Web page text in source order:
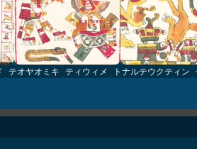
テオヤオミキ ティウィメ トナルテウクティン